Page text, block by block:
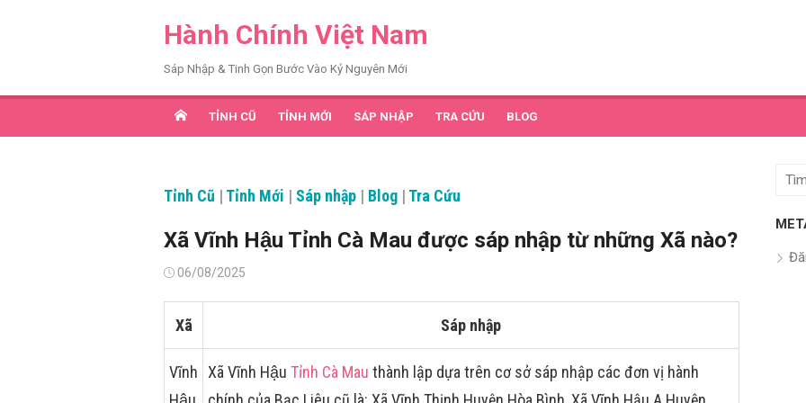
Hành Chính Việt Nam
Sáp Nhập & Tinh Gọn Bước Vào Kỷ Nguyên Mới
TỈNH CŨ TỈNH MỚI SÁP NHẬP TRA CỨU BLOG
Tỉnh Cũ | Tỉnh Mới | Sáp nhập | Blog | Tra Cứu
Xã Vĩnh Hậu Tỉnh Cà Mau được sáp nhập từ những Xã nào?
Đăng06/08/2025
Xã Sáp nhập
Vĩnh
Xã Vĩnh Hậu Tỉnh Cà Mau thành lập dựa trên cơ sở sáp nhập các đơn vị hành
Tìm
quả